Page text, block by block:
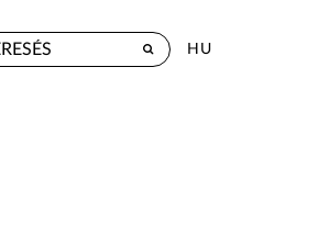
HU